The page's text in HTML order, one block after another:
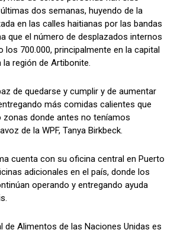
dos semanas, huyendo de la
en las calles haitianas por las bandas
que el número de desplazados internos
los 700.000, principalmente en la capital
la región de Artibonite.
de quedarse y cumplir y de aumentar
más comidas calientes que
zonas donde antes no teníamos
de la WPF, Tanya Birkbeck.
cuenta con su oficina central en Puerto
adicionales en el país, donde los
operando y entregando ayuda
de Alimentos de las Naciones Unidas es